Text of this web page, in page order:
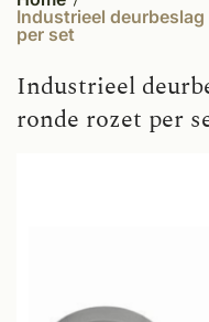
Industrieel
per set
Industrieel
ronde rozet per